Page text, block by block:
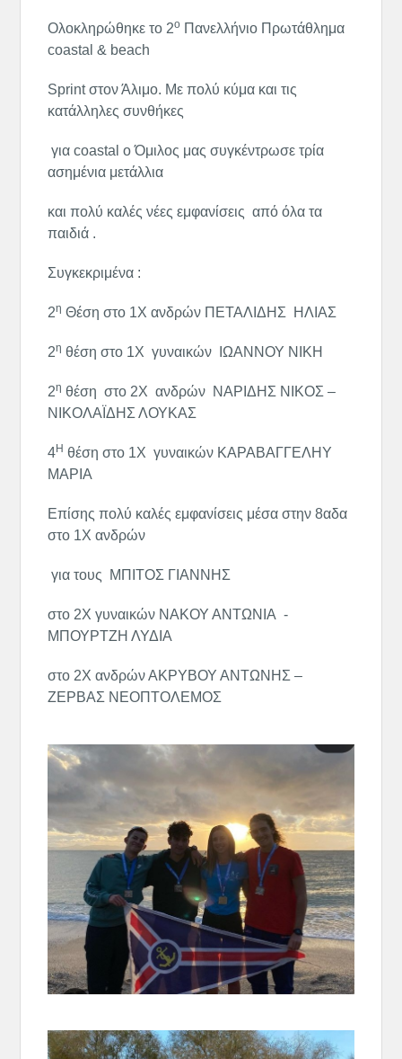
Ολοκληρώθηκε το 2ο Πανελλήνιο Πρωτάθλημα
coastal & beach
Sprint στον Άλιμο. Με πολύ κύμα και τις
κατάλληλες συνθήκες
για coastal ο Όμιλος μας συγκέντρωσε τρία
ασημένια μετάλλια
και πολύ καλές νέες εμφανίσεις από όλα τα
παιδιά .
Συγκεκριμένα :
2η Θέση στο 1Χ ανδρών ΠΕΤΑΛΙΔΗΣ ΗΛΙΑΣ
2η θέση στο 1Χ γυναικών ΙΩΑΝΝΟΥ ΝΙΚΗ
2η θέση στο 2Χ ανδρών ΝΑΡΙΔΗΣ ΝΙΚΟΣ –
ΝΙΚΟΛΑΪΔΗΣ ΛΟΥΚΑΣ
4Η θέση στο 1Χ γυναικών ΚΑΡΑΒΑΓΓΕΛΗΥ
ΜΑΡΙΑ
Επίσης πολύ καλές εμφανίσεις μέσα στην 8αδα
στο 1Χ ανδρών
για τους ΜΠΙΤΟΣ ΓΙΑΝΝΗΣ
στο 2Χ γυναικών ΝΑΚΟΥ ΑΝΤΩΝΙΑ -
ΜΠΟΥΡΤΖΗ ΛΥΔΙΑ
στο 2Χ ανδρών ΑΚΡΥΒΟΥ ΑΝΤΩΝΗΣ –
ΖΕΡΒΑΣ ΝΕΟΠΤΟΛΕΜΟΣ